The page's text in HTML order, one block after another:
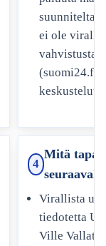
ei ole
vahvistusta.
(suomi24.fi-
keskustelut)
4
Mitä
Virallista
tiedotetta
Ville